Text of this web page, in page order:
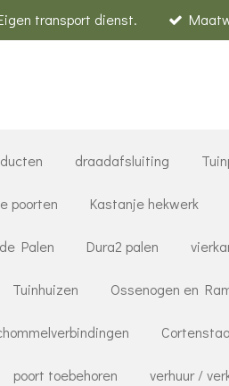
transport dienst.
draadafsluiting
poorten Kastanje hekwerk
Palen Dura2 palen
Tuinhuizen Ossenogen en
poort toebehoren verhuur /